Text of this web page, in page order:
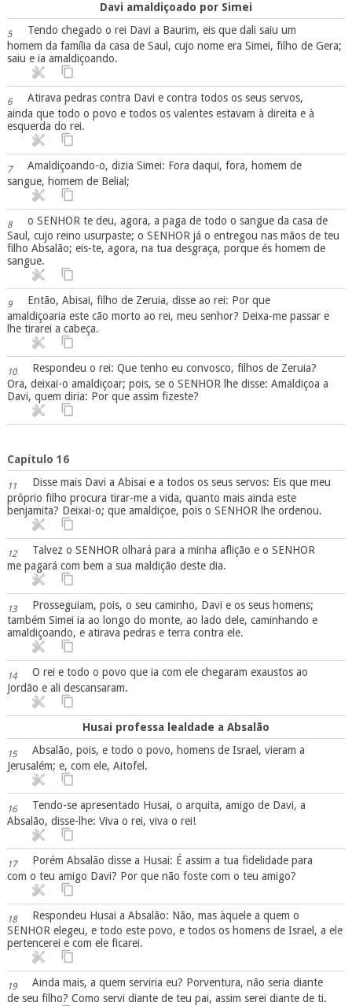
Davi amaldiçoado por Simei
5
Tendo chegado o rei Davi a Baurim, eis que dali saiu um
homem da família da casa de Saul, cujo nome era Simei, filho de Gera;
saiu e ia amaldiçoando.
6
Atirava pedras contra Davi e contra todos os seus servos,
ainda que todo o povo e todos os valentes estavam à direita e à
esquerda do rei.
7
Amaldiçoando-o, dizia Simei: Fora daqui, fora, homem de
sangue, homem de Belial;
8
o SENHOR te deu, agora, a paga de todo o sangue da casa de
Saul, cujo reino usurpaste; o SENHOR já o entregou nas mãos de teu
filho Absalão; eis-te, agora, na tua desgraça, porque és homem de
sangue.
9
Então, Abisai, filho de Zeruia, disse ao rei: Por que
amaldiçoaria este cão morto ao rei, meu senhor? Deixa-me passar e
lhe tirarei a cabeça.
10
Respondeu o rei: Que tenho eu convosco, filhos de Zeruia?
Ora, deixai-o amaldiçoar; pois, se o SENHOR lhe disse: Amaldiçoa a
Davi, quem diria: Por que assim fizeste?
Capítulo 16
11
Disse mais Davi a Abisai e a todos os seus servos: Eis que meu
próprio filho procura tirar-me a vida, quanto mais ainda este
benjamita? Deixai-o; que amaldiçoe, pois o SENHOR lhe ordenou.
12
Talvez o SENHOR olhará para a minha aflição e o SENHOR
me pagará com bem a sua maldição deste dia.
13
Prosseguiam, pois, o seu caminho, Davi e os seus homens;
também Simei ia ao longo do monte, ao lado dele, caminhando e
amaldiçoando, e atirava pedras e terra contra ele.
14
O rei e todo o povo que ia com ele chegaram exaustos ao
Jordão e ali descansaram.
Husai professa lealdade a Absalão
15
Absalão, pois, e todo o povo, homens de Israel, vieram a
Jerusalém; e, com ele, Aitofel.
16
Tendo-se apresentado Husai, o arquita, amigo de Davi, a
Absalão, disse-lhe: Viva o rei, viva o rei!
17
Porém Absalão disse a Husai: É assim a tua fidelidade para
com o teu amigo Davi? Por que não foste com o teu amigo?
18
Respondeu Husai a Absalão: Não, mas àquele a quem o
SENHOR elegeu, e todo este povo, e todos os homens de Israel, a ele
pertencerei e com ele ficarei.
19
Ainda mais, a quem serviria eu? Porventura, não seria diante
de seu filho? Como servi diante de teu pai, assim serei diante de ti.